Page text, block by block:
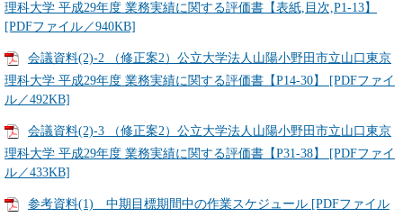
理科大学 平成29年度 業務実績に関する評価書【表紙,目次,P1-13】
[PDFファイル／940KB]
会議資料(2)-2 （修正案2）公立大学法人山陽小野田市立山口東京
理科大学 平成29年度 業務実績に関する評価書【P14-30】 [PDFファイ
ル／492KB]
会議資料(2)-3 （修正案2）公立大学法人山陽小野田市立山口東京
理科大学 平成29年度 業務実績に関する評価書【P31-38】 [PDFファイ
ル／433KB]
参考資料(1) 中期目標期間中の作業スケジュール [PDFファイル